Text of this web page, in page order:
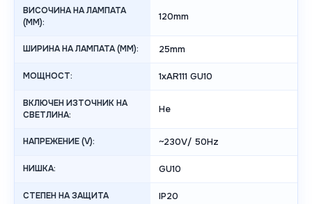
ВИСОЧИНА НА ЛАМПАТА
(MM):
120mm
ШИРИНА НА ЛАМПАТА (MM): 25mm
МОЩНОСТ: 1xAR111 GU10
ВКЛЮЧЕН ИЗТОЧНИК НА
СВЕТЛИНА:
Не
НАПРЕЖЕНИЕ (V): ~230V/ 50Hz
НИШКА: GU10
СТЕПЕН НА ЗАЩИТА IP20